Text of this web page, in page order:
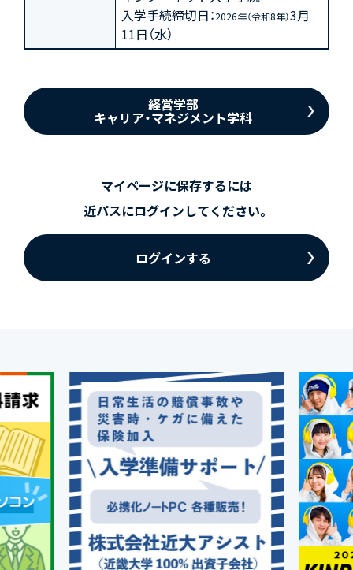
入学手続締切日：2026年（令和8年）3月
11日（水）
経営学部
キャリア・マネジメント学科
マイページに保存するには
近パスにログインしてください。
ログインする